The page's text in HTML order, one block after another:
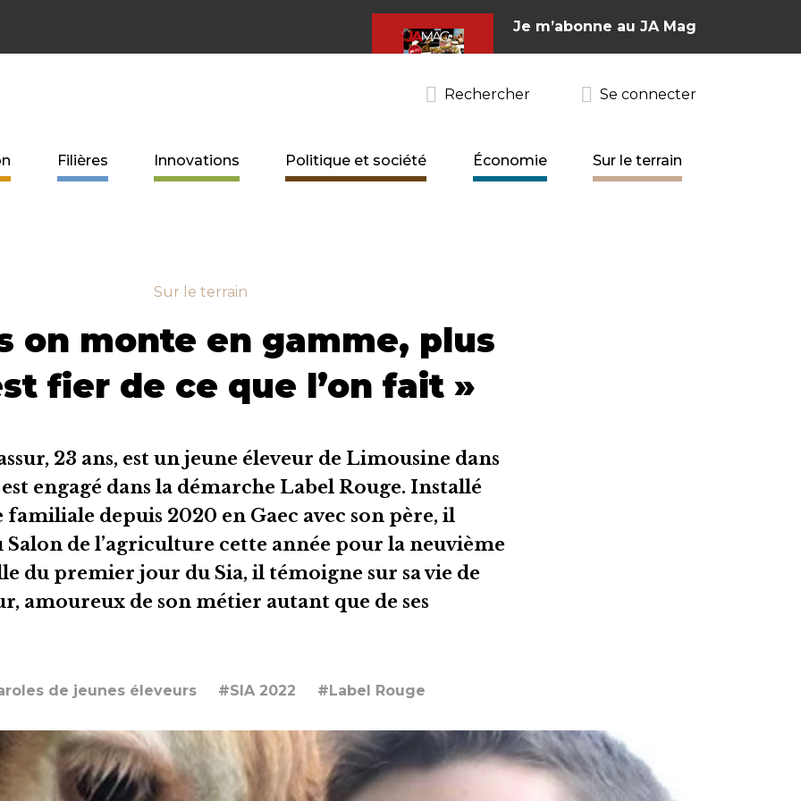
Je m’abonne au JA Mag
Rechercher Se connecter
Filières Innovations Politique et société Économie Sur le terrain
Sur le terrain
on monte en gamme, plus
fier de ce que l’on fait »
23 ans, est un jeune éleveur de Limousine dans
engagé dans la démarche Label Rouge. Installé
depuis 2020 en Gaec avec son père, il
de l’agriculture cette année pour la neuvième
du premier jour du Sia, il témoigne sur sa vie de
amoureux de son métier autant que de ses
de jeunes éleveurs #SIA 2022 #Label Rouge